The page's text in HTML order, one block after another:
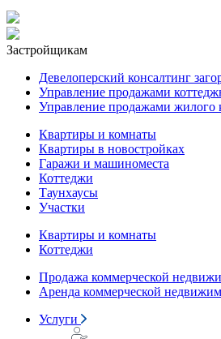
Застройщикам
Девелоперский консалтинг
Управление продажами
Управление продажами жилого
Квартиры и комнаты
Квартиры в новостройках
Гаражи и машиноместа
Коттеджи
Таунхаусы
Участки
Квартиры и комнаты
Коттеджи
Продажа коммерческой
Аренда коммерческой
Услуги